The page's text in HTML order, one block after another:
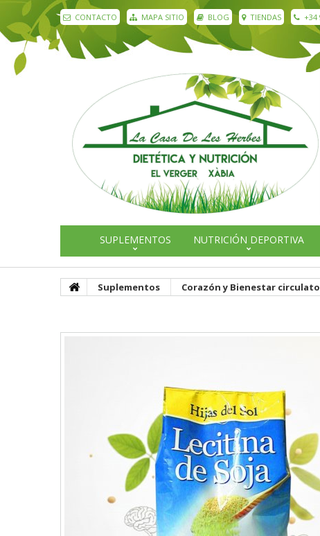
CONTACTO MAPA SITIO BLOG TIENDAS +34
SUPLEMENTOS NUTRICIÓN DEPORTIVA
Suplementos Corazón y Bienestar